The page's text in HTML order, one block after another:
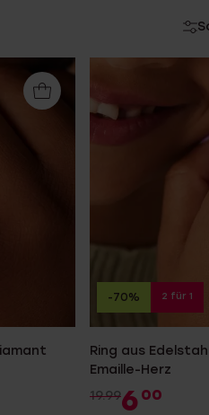
Ring aus
Emaille-Herz
19.996 00
-70% 2 für 1